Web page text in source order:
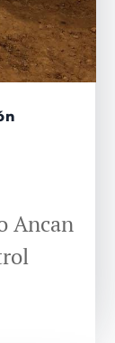
Ancan